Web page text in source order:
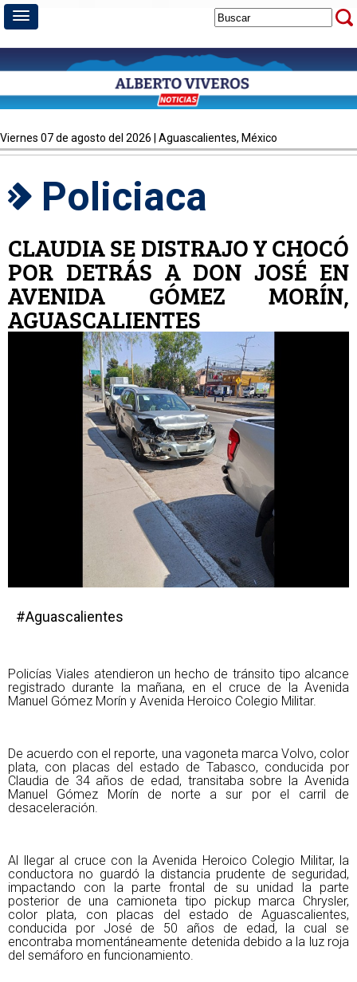
viernes 07 de agosto del 2026 | Aguascalientes, México
Policiaca
CLAUDIA SE DISTRAJO Y CHOCÓ
POR DETRÁS A DON JOSÉ EN
AVENIDA GÓMEZ MORÍN,
AGUASCALIENTES
#Aguascalientes
Policías Viales atendieron un hecho de tránsito tipo alcance
registrado durante la mañana, en el cruce de la Avenida
Manuel Gómez Morín y Avenida Heroico Colegio Militar.
De acuerdo con el reporte, una vagoneta marca Volvo, color
plata, con placas del estado de Tabasco, conducida por
Claudia de 34 años de edad, transitaba sobre la Avenida
Manuel Gómez Morín de norte a sur por el carril de
desaceleración.
Al llegar al cruce con la Avenida Heroico Colegio Militar, la
conductora no guardó la distancia prudente de seguridad,
impactando con la parte frontal de su unidad la parte
posterior de una camioneta tipo pickup marca Chrysler,
color plata, con placas del estado de Aguascalientes,
conducida por José de 50 años de edad, la cual se
encontraba momentáneamente detenida debido a la luz roja
del semáforo en funcionamiento.